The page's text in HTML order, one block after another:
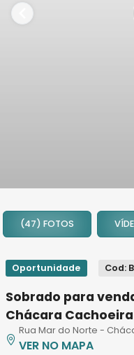
2
3
7
8
9
(47) FOTOS
Oportunidade Cod:
Sobrado para
Chácara
Rua Mar do Norte -
VER NO MAPA